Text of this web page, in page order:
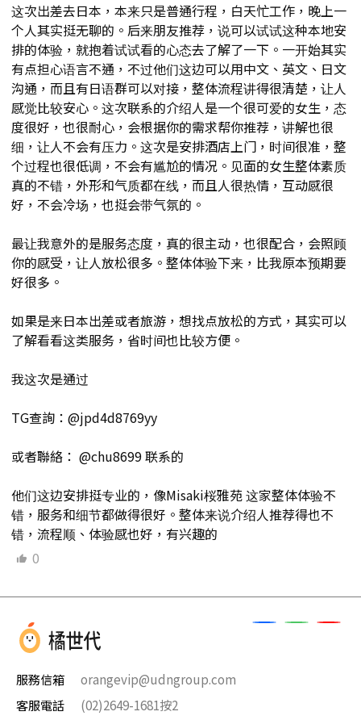
这次出差去日本，本来只是普通行程，白天忙工作，晚上一
个人其实挺无聊的。后来朋友推荐，说可以试试这种本地安
排的体验，就抱着试试看的心态去了解了一下。一开始其实
有点担心语言不通，不过他们这边可以用中文、英文、日文
沟通，而且有日语群可以对接，整体流程讲得很清楚，让人
感觉比较安心。这次联系的介绍人是一个很可爱的女生，态
度很好，也很耐心，会根据你的需求帮你推荐，讲解也很
细，让人不会有压力。这次是安排酒店上门，时间很准，整
个过程也很低调，不会有尴尬的情况。见面的女生整体素质
真的不错，外形和气质都在线，而且人很热情，互动感很
好，不会冷场，也挺会带气氛的。
最让我意外的是服务态度，真的很主动，也很配合，会照顾
你的感受，让人放松很多。整体体验下来，比我原本预期要
好很多。
如果是来日本出差或者旅游，想找点放松的方式，其实可以
了解看看这类服务，省时间也比较方便。
我这次是通过
TG查詢：@jpd4d8769yy
或者聯絡： @chu8699 联系的
他们这边安排挺专业的，像Misaki桜雅苑 这家整体体验不
错，服务和细节都做得很好。整体来说介绍人推荐得也不
错，流程顺、体验感也好，有兴趣的
0
服務信箱
orangevip@udngroup.com
客服電話
(02)2649-1681按2